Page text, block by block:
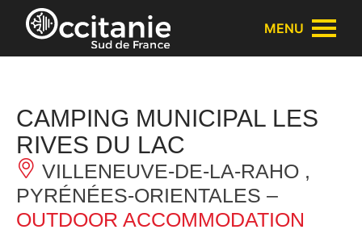
Cookies management panel
MENU
CAMPING MUNICIPAL LES
RIVES DU LAC
VILLENEUVE-DE-LA-RAHO ,
PYRÉNÉES-ORIENTALES –
OUTDOOR ACCOMMODATION